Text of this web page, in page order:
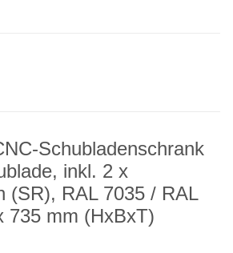
Schubladenschrank
inkl. 2 x
(SR), RAL 7035 / RAL
735 mm (HxBxT)